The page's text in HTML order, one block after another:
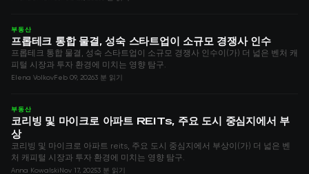
부동산
프롭테크 통합 물결, 성숙 스타트업이 소규모 경쟁사 인수
프롭테크 통합 물결, 성숙 스타트업이 소규모 경쟁사 인수이(가) 더 넓은 벤처 캐
피털 시장과 투자 환경에 미치는 영향 탐구.
Elena VolkovFeb 09, 20263 분 읽기
부동산
코리빙 및 마이크로 아파트 REITs, 주요 도시 중심지에서 부
상
코리빙 및 마이크로 아파트 reits, 주요 도시 중심지에서 부상이(가) 더 넓은 벤
처 캐피털 시장과 투자 환경에 미치는 영향 탐구.
Anna KowalskiNov 17, 20253 분 읽기